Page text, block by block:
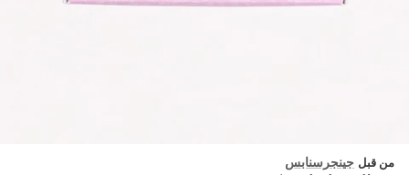
من قبل جينجرسنابس